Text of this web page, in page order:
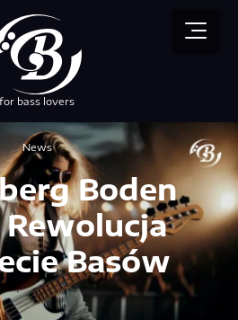
for bass lovers
News
Boden
Rewolucja
Basów